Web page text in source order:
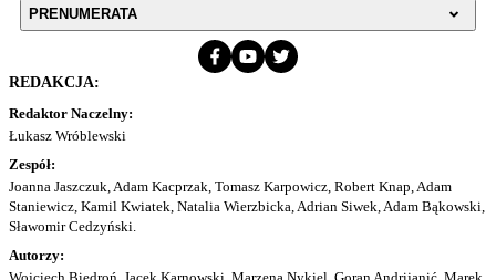
PRENUMERATA
REDAKCJA:
Redaktor Naczelny:
Łukasz Wróblewski
Zespół:
Joanna Jaszczuk, Adam Kacprzak, Tomasz Karpowicz, Robert Knap, Adam
Staniewicz, Kamil Kwiatek, Natalia Wierzbicka, Adrian Siwek, Adam Bąkowski,
Sławomir Cedzyński.
Autorzy: